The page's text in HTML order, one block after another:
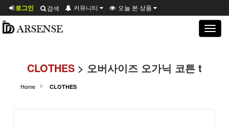
로그인 검색 커뮤니티 오늘 본 상품
Toggle
CLOTHES > 오버사이즈 오가닉 코튼 t
Home CLOTHES